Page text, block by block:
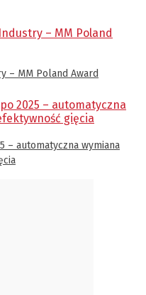
Regulamin Konkursu BEST of Industry – MM Poland Award
– automatyczna wymiana